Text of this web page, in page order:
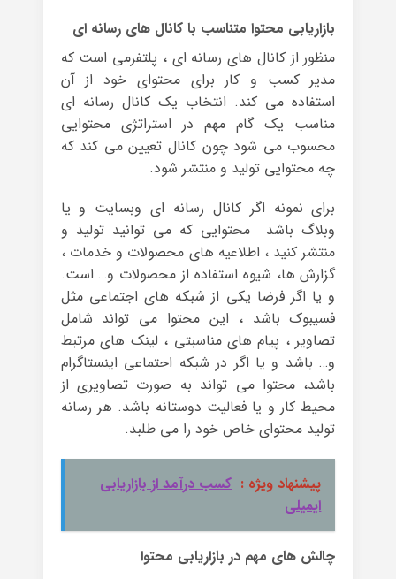
بازاریابی محتوا متناسب با کانال های رسانه ای
منظور از کانال های رسانه ای ، پلتفرمی است که
مدیر کسب و کار برای محتوای خود از آن
استفاده می کند. انتخاب یک کانال رسانه ای
مناسب یک گام مهم در استراتژی محتوایی
محسوب می شود چون کانال تعیین می کند که
چه محتوایی تولید و منتشر شود.
برای نمونه اگر کانال رسانه ای وبسایت و یا
وبلاگ باشد محتوایی که می توانید تولید و
منتشر کنید ، اطلاعیه های محصولات و خدمات ،
گزارش ها، شیوه استفاده از محصولات و… است.
و یا اگر فرضا یکی از شبکه های اجتماعی مثل
فسیبوک باشد ، این محتوا می تواند شامل
تصاویر ، پیام های مناسبتی ، لینک های مرتبط
و… باشد و یا اگر در شبکه اجتماعی اینستاگرام
باشد، محتوا می تواند به صورت تصاویری از
محیط کار و یا فعالیت دوستانه باشد. هر رسانه
تولید محتوای خاص خود را می طلبد.
پیشنهاد ویژه : کسب درآمد از بازاریابی
ایمیلی
چالش های مهم در بازاریابی محتوا